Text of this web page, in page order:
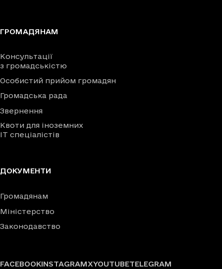
ГРОМАДЯНАМ
Консультації
з громадськістю
Особистий прийом громадян
Громадська рада
Звернення
Квоти для іноземних
IT спеціалістів
ДОКУМЕНТИ
Громадянам
Міністерство
Законодавство
FACEBOOKINSTAGRAMXYOUTUBETELEGRAM